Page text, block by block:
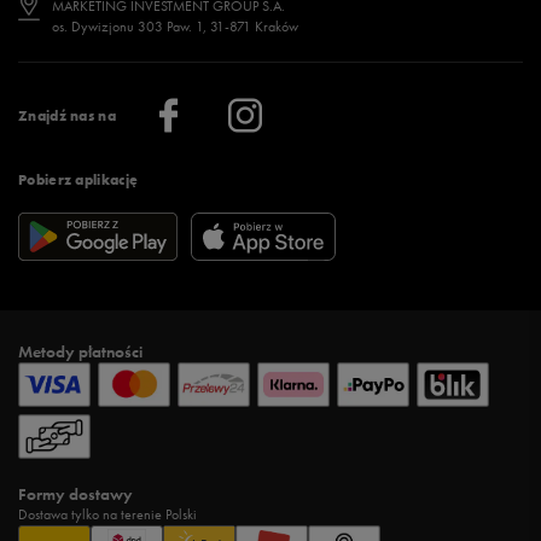
Znajdź nas na
Pobierz aplikację
Regulamin sklepu 50 style
Regulamin aplikacji 50 style
Więcej regulaminów >
Więcej >
Klub 50 style
Praca
Informacje o firmie
MARKETING INVESTMENT GROUP S.A.
os. Dywizjonu 303 Paw. 1, 31-871 Kraków
Metody płatności
Formy dostawy
Dostawa tylko na terenie Polski